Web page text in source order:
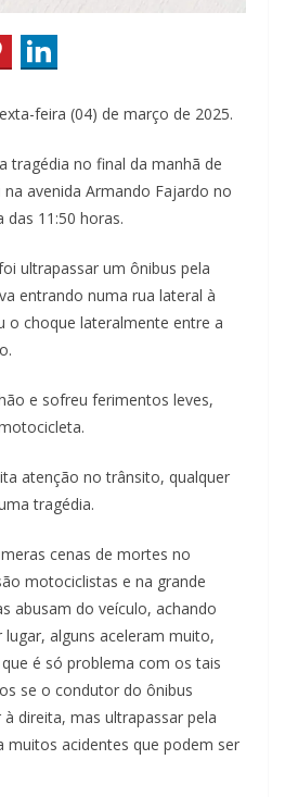
feira (04) de março de 2025.
tragédia no final da manhã de
avenida Armando Fajardo no
11:50 horas.
ultrapassar um ônibus pela
entrando numa rua lateral à
o choque lateralmente entre a
e sofreu ferimentos leves,
atenção no trânsito, qualquer
tragédia.
cenas de mortes no
motociclistas e na grande
abusam do veículo, achando
alguns aceleram muito,
é só problema com os tais
se o condutor do ônibus
direita, mas ultrapassar pela
muitos acidentes que podem ser